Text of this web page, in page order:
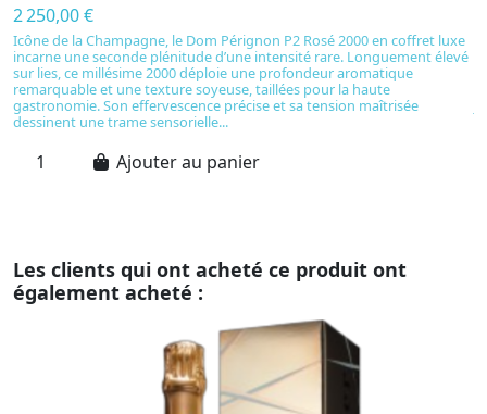
2 250,00 €
Icône de la Champagne, le Dom Pérignon P2 Rosé 2000 en coffret luxe
incarne une seconde plénitude d’une intensité rare. Longuement élevé
sur lies, ce millésime 2000 déploie une profondeur aromatique
remarquable et une texture soyeuse, taillées pour la haute
gastronomie. Son effervescence précise et sa tension maîtrisée
dessinent une trame sensorielle...
Ajouter au panier
Les clients qui ont acheté ce produit ont
également acheté :